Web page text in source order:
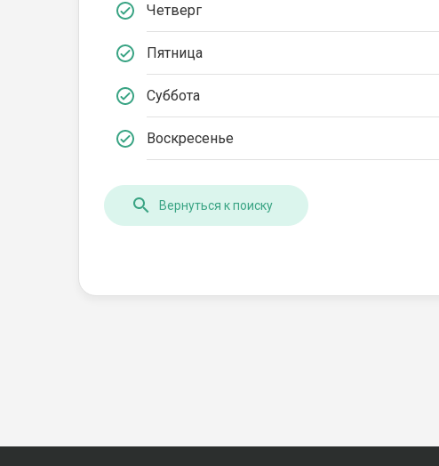
Четверг
Пятница
Суббота
Воскресенье
Вернуться к поиску